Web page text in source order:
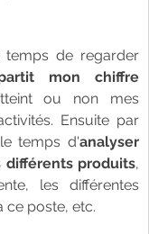
mon chiffre
ou non mes
Ensuite par
temps d'analyser
différents produits,
les différentes
ce poste, etc.